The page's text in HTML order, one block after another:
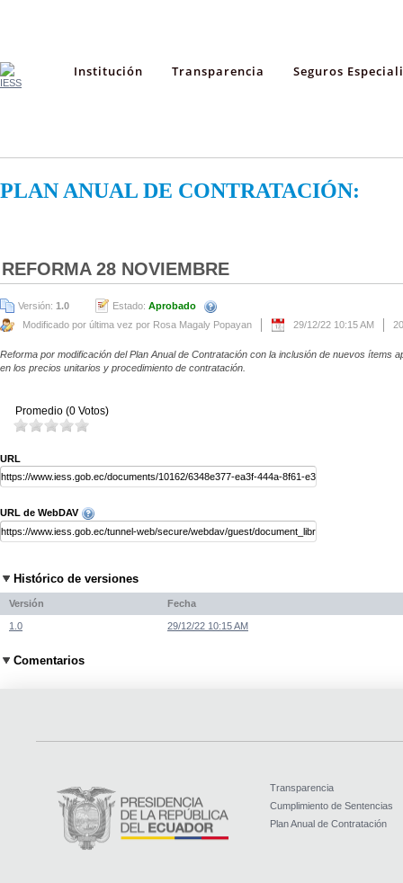
Institución Transparencia Seguros
PLAN ANUAL DE CONTRATACIÓN:
REFORMA 28 NOVIEMBRE
Versión: 1.0 Estado: Aprobado
Modificado por última vez por Rosa Magaly Popayan
29/12/22 10:15 AM
Reforma por modificación del Plan Anual de Contratación con la inclusión de nuevos ítems
en los precios unitarios y procedimiento de contratación.
Promedio (0 Votos)
URL
URL de WebDAV
Histórico de versiones
Versión Fecha
1.0 29/12/22 10:15 AM
Comentarios
Transparencia
Cumplimiento de Sentencias
Plan Anual de Contratación